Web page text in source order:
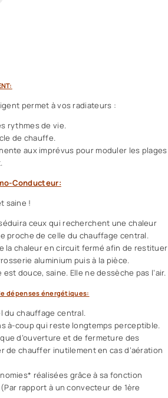
permet à vos radiateurs :
rythmes de vie.
de chauffe.
aux imprévus pour moduler les plages
Conducteur:
saine !
ceux qui recherchent une chaleur
proche de celle du chauffage central.
la chaleur en circuit fermé afin de restituer
aluminium puis à la pièce.
douce, saine. Elle ne dessèche pas l’air.
dépenses énergétiques:
du chauffage central.
à-coup qui reste longtemps perceptible.
d’ouverture et de fermeture des
de chauffer inutilement en cas d’aération
réalisées grâce à sa fonction
rapport à un convecteur de 1ère